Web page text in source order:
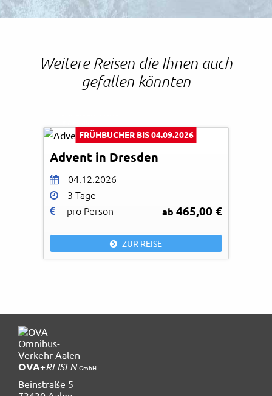
Weitere Reisen die Ihnen auch
gefallen könnten
FRÜHBUCHER BIS 04.09.2026
Advent in Dresden
04.12.2026
3 Tage
pro Person
ab465,00 €
ZUR REISE
OVA+REISEN GmbH
Beinstraße 5